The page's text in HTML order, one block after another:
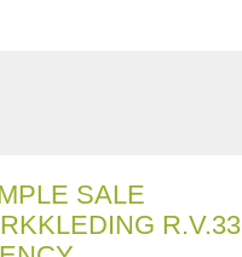
SALE
R.V.33